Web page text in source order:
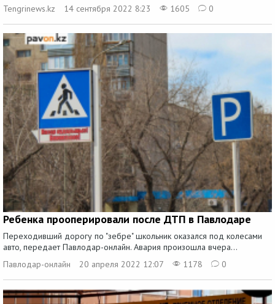
Tengrinews.kz 14 сентября 2022 8:23 1605 0
Ребенка прооперировали после ДТП в Павлодаре
Переходивший дорогу по "зебре" школьник оказался под колесами
авто, передает Павлодар-онлайн. Авария произошла вчера...
Павлодар-онлайн
20 апреля 2022 12:07 1178 0